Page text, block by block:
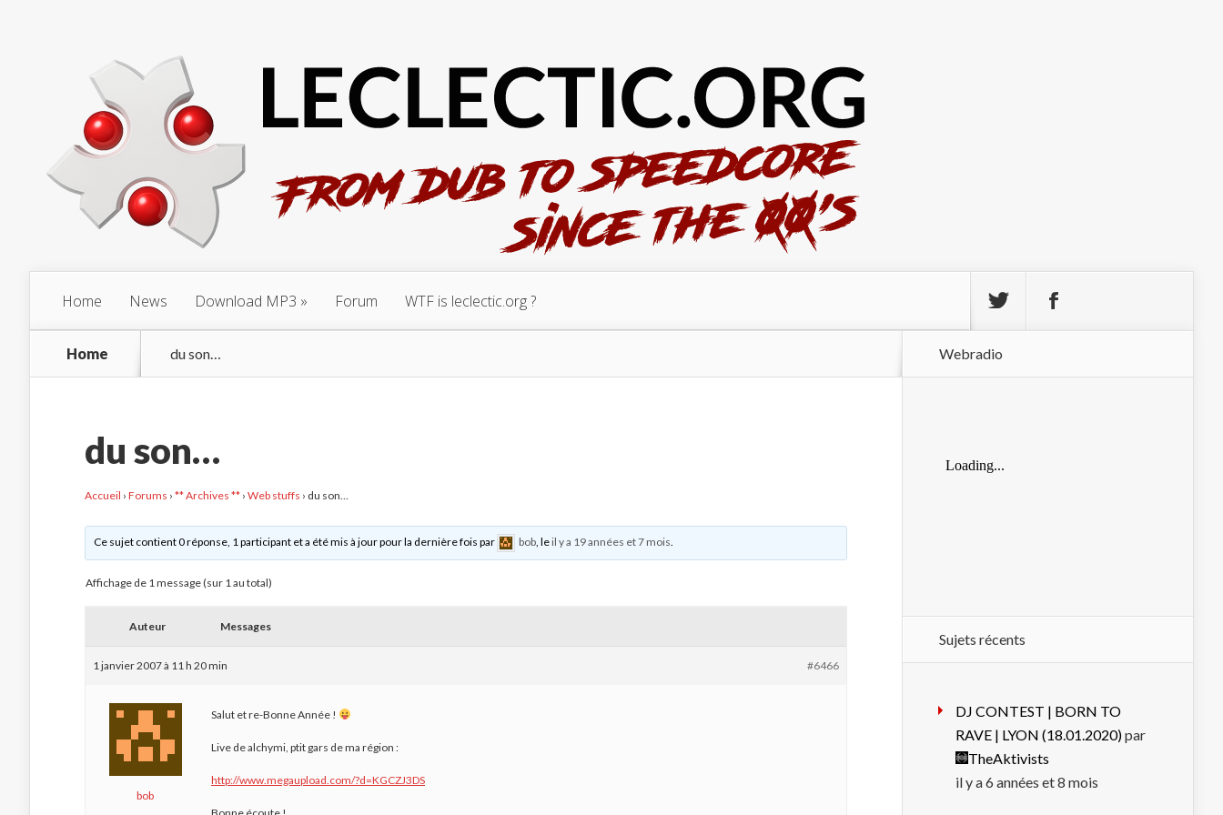
Home News Download MP3 Forum WTF is leclectic.org ?
Home du son…
du son…
Accueil › Forums › ** Archives ** › Web stuffs › du son…
Ce sujet contient 0 réponse, 1 participant et a été mis à jour pour la dernière fois par bob, leil y a 19 années et 7 mois.
Affichage de 1 message (sur 1 au total)
Auteur Messages
1 janvier 2007 à 11 h 20 min #6466
bob
Salut et re-Bonne Année !
Live de alchymi, ptit gars de ma région :
http://www.megaupload.com/?d=KGCZJ3DS
Webradio
Sujets récents
DJ CONTEST | BORN TO
RAVE | LYON (18.01.2020)par
TheAktivists
il y a 6 années et 8 mois